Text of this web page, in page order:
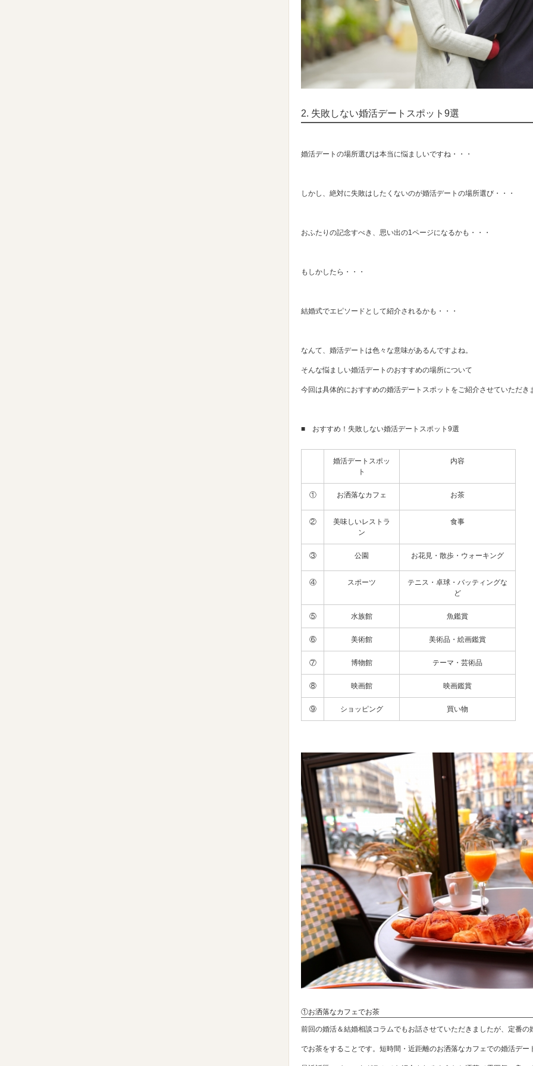
2. 失敗しない婚活デートスポット9選
婚活デートの場所選びは本当に悩ましいですね・・・
しかし、絶対に失敗はしたくないのが婚活デートの場所選び・・・
おふたりの記念すべき、思い出の1ページになるかも・・・
もしかしたら・・・
結婚式でエピソードとして紹介されるかも・・・
なんて、婚活デートは色々な意味があるんですよね。
そんな悩ましい婚活デートのおすすめの場所について
今回は具体的におすすめの婚活デートスポットをご紹介させていただき
■ おすすめ！失敗しない婚活デートスポット9選
婚活デートスポッ
ト
内容
① お洒落なカフェ お茶
②
美味しいレストラ
ン
食事
③ 公園 お花見・散歩・ウォーキング
④ スポーツ
テニス・卓球・バッティングな
ど
⑤ 水族館 魚鑑賞
⑥ 美術館 美術品・絵画鑑賞
⑦ 博物館 テーマ・芸術品
⑧ 映画館 映画鑑賞
⑨ ショッピング 買い物
①お洒落なカフェでお茶
前回の婚活＆結婚相談コラムでもお話させていただきましたが、定番の
でお茶をすることです。短時間・近距離のお洒落なカフェでの婚活デー